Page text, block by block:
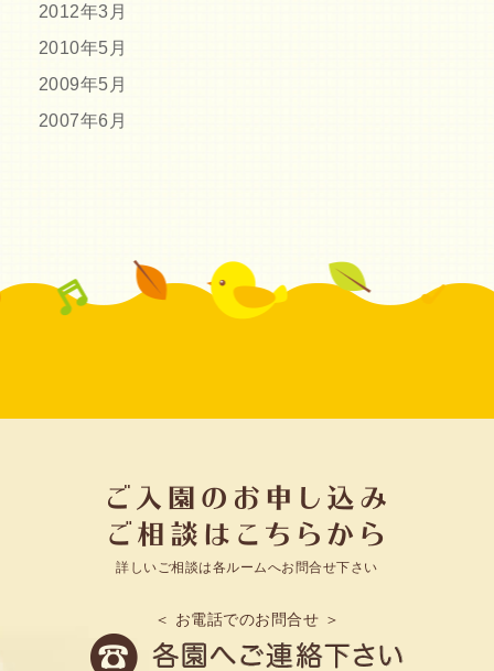
2012年3月
2010年5月
2009年5月
2007年6月
詳しいご相談は各ルームへお問合せ下さい
＜ お電話でのお問合せ ＞